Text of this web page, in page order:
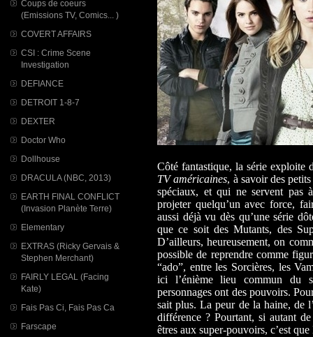
Coups de coeurs
(Emissions TV, Comics... )
COVERT AFFAIRS
CSI : Crime Scene
Investigation
DEFIANCE
DETROIT 1-8-7
DEXTER
Doctor Who
Dollhouse
DRACULA (NBC, 2013)
EARTH FINAL CONFLICT
(Invasion Planète Terre)
Elementary
EXTRAS (Ricky Gervais &
Stephen Merchant)
FAIRLY LEGAL (Facing
Kate)
Fais Pas Ci, Fais Pas Ca
Farscape
Côté fantastique, la série exploite
TV américaines, à savoir des
spéciaux, et qui ne servent pas
projeter quelqu’un avec force,
aussi déjà vu dès qu’une série
que ce soit des Mutants, des
D’ailleurs, heureusement, on
possible de reprendre comme
“ado”, entre les Sorcières, les
ici l’énième lieu commun du
personnages ont des pouvoirs.
sait plus. La peur de la haine, de
différence ? Pourtant, si autant
êtres aux super-pouvoirs, c’est